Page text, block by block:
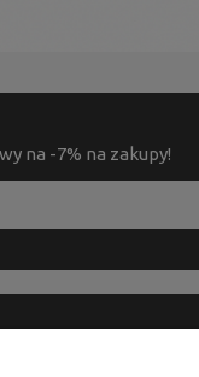
na -7% na zakupy!